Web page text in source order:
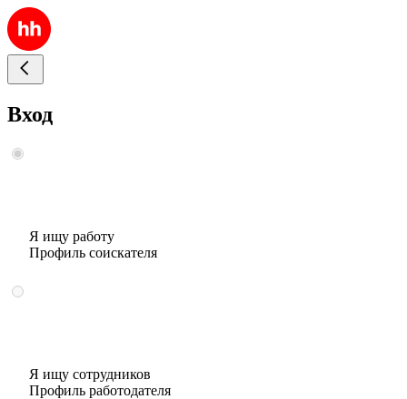
Вход
Я ищу работу
Профиль соискателя
Я ищу сотрудников
Профиль работодателя